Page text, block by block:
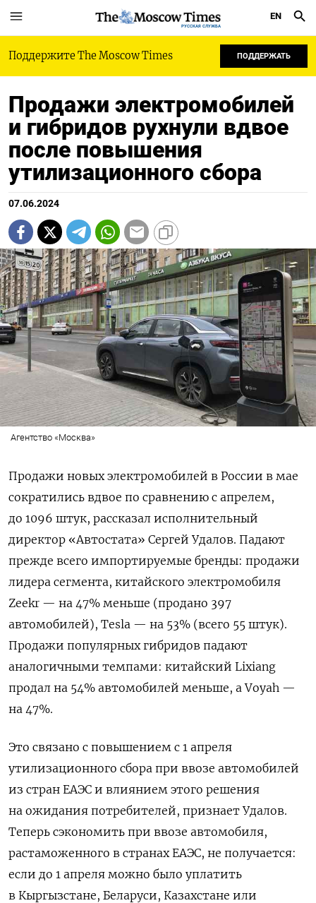
РУССКАЯ СЛУЖБА
EN
Поддержите The Moscow Times ПОДДЕРЖАТЬ
Продажи электромобилей
и гибридов рухнули вдвое
после повышения
утилизационного сбора
07.06.2024
Агентство «Москва»
Продажи новых электромобилей в России в мае
сократились вдвое по сравнению с апрелем,
до 1096 штук, рассказал исполнительный
директор «Автостата» Сергей Удалов. Падают
прежде всего импортируемые бренды: продажи
лидера сегмента, китайского электромобиля
Zeekr — на 47% меньше (продано 397
автомобилей), Tesla — на 53% (всего 55 штук).
Продажи популярных гибридов падают
аналогичными темпами: китайский Lixiang
продал на 54% автомобилей меньше, а Voyah —
на 47%.
Это связано с повышением с 1 апреля
утилизационного сбора при ввозе автомобилей
из стран ЕАЭС и влиянием этого решения
на ожидания потребителей, признает Удалов.
Теперь сэкономить при ввозе автомобиля,
растаможенного в странах ЕАЭС, не получается:
если до 1 апреля можно было уплатить
в Кыргызстане, Беларуси, Казахстане или